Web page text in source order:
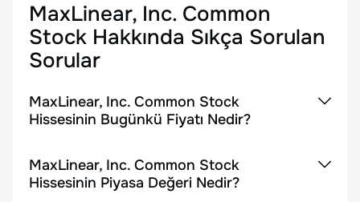
MaxLinear, Inc. Common
Stock Hakkında Sıkça Sorulan
Sorular
MaxLinear, Inc. Common Stock
Hissesinin Bugünkü Fiyatı Nedir?
MaxLinear, Inc. Common Stock
Hissesinin Piyasa Değeri Nedir?